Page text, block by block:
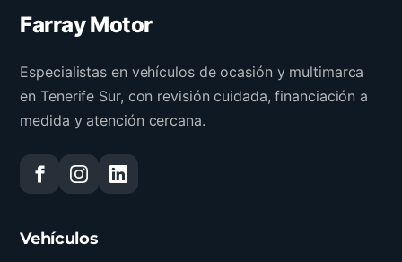
Farray Motor
Especialistas en vehículos de ocasión y multimarca
en Tenerife Sur, con revisión cuidada, financiación a
medida y atención cercana.
Vehículos